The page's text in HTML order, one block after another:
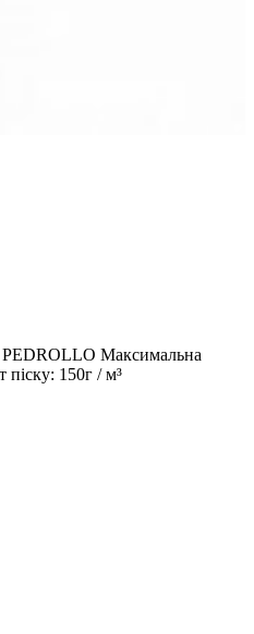
PEDROLLO Максимальна
піску: 150г / м³